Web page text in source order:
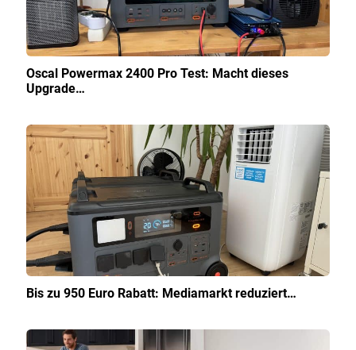
Oscal Powermax 2400 Pro Test: Macht dieses
Upgrade…
Bis zu 950 Euro Rabatt: Mediamarkt reduziert…